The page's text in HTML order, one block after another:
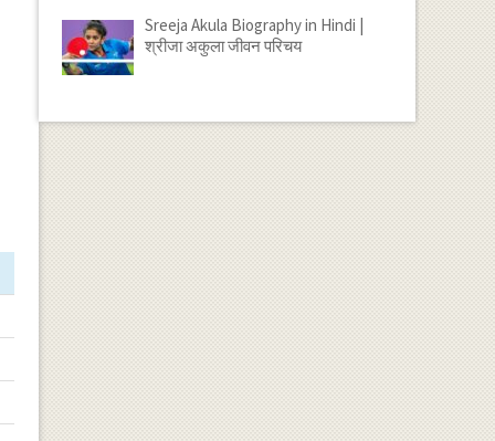
Sreeja Akula Biography in Hindi |
श्रीजा अकुला जीवन परिचय